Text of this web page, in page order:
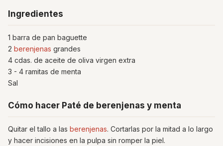
Ingredientes
1 barra de pan baguette
2 berenjenas grandes
4 cdas. de aceite de oliva virgen extra
3 - 4 ramitas de menta
Sal
Cómo hacer Paté de berenjenas y menta
Quitar el tallo a las berenjenas. Cortarlas por la mitad a lo largo
y hacer incisiones en la pulpa sin romper la piel.